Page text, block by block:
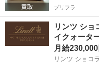
プリフラ
リンツ ショ
イクォータ
月給230,000